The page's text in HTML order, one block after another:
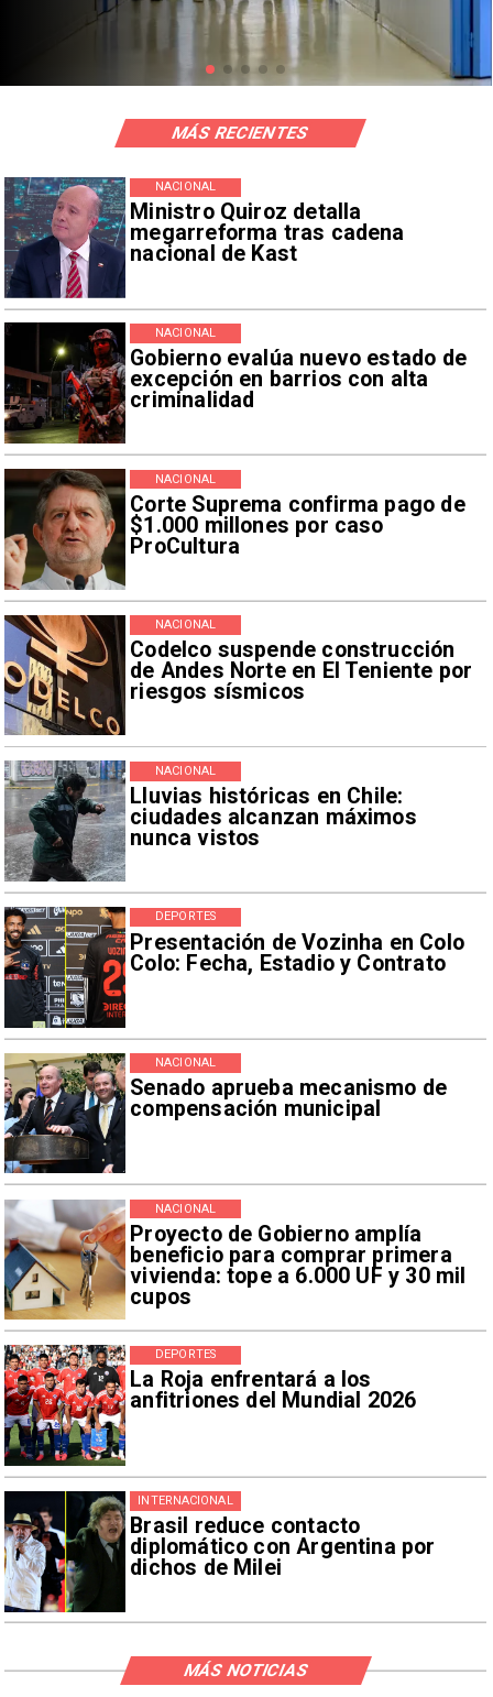
mil millones
Ministro Quiroz detalla
megarreforma tras cadena
nacional de Kast
NACIONAL
Gobierno evalúa nuevo estado de
excepción en barrios con alta
criminalidad
NACIONAL
Corte Suprema confirma pago de
$1.000 millones por caso
ProCultura
NACIONAL
Codelco suspende construcción
de Andes Norte en El Teniente por
riesgos sísmicos
NACIONAL
Lluvias históricas en Chile:
ciudades alcanzan máximos
nunca vistos
NACIONAL
Presentación de Vozinha en Colo
Colo: Fecha, Estadio y Contrato
DEPORTES
Senado aprueba mecanismo de
compensación municipal
NACIONAL
Proyecto de Gobierno amplía
beneficio para comprar primera
vivienda: tope a 6.000 UF y 30 mil
cupos
NACIONAL
La Roja enfrentará a los
anfitriones del Mundial 2026
DEPORTES
Brasil reduce contacto
diplomático con Argentina por
dichos de Milei
INTERNACIONAL
MÁS RECIENTES
MÁS NOTICIAS